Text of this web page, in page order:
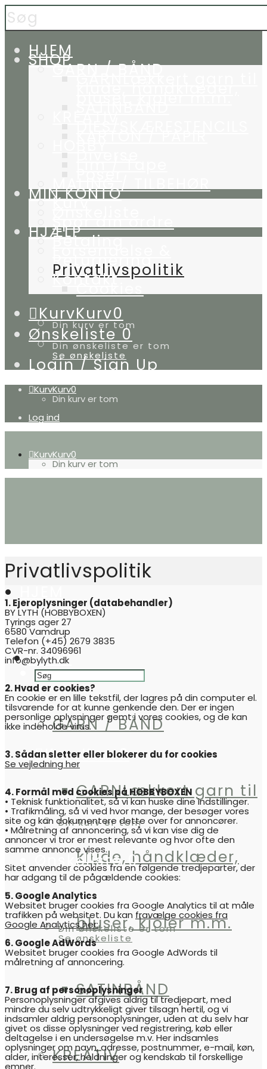
HJEM
SHOPGARN / BÅND
KREATIV
HOBBY
MALING / TILBEHØR
MIN KONTO
Kurv
Spor din ordre
HJÆLP
Betaling
Returnering
Privatlivspolitik
Kontakt
Cookies
KurvKurv0
Din kurv er tom
Ønskeliste 0
Din ønskeliste er tom
Se ønskeliste
Login / Sign Up
KurvKurv0
Din kurv er tom
Log ind
KurvKurv0
Din kurv er tom
SHOP
GARN / BÅND
GARNLækkert garn til
klude, håndklæder,
bluser, kjoler m.m.
SATINBÅND
KREATIV
KurvKurv0
Din kurv er tom
Ønskeliste 0
Din ønskeliste er tom
Se ønskeliste
Privatlivspolitik
1. Ejeroplysninger (databehandler)
BY LYTH (HOBBYBOXEN)
Tyrings ager 27
6580 Vamdrup
Telefon (+45) 2679 3835
CVR-nr. 34096961
info@bylyth.dk
2. Hvad er cookies?
En cookie er en lille tekstfil, der lagres på din computer el.
tilsvarende for at kunne genkende den. Der er ingen
personlige oplysninger gemt i vores cookies, og de kan
ikke indeholde virus.
3. Sådan sletter eller blokerer du for cookies
Se vejledning her
4. Formål med cookies på HOBBYBOXEN
• Teknisk funktionalitet, så vi kan huske dine indstillinger.
• Trafikmåling, så vi ved hvor mange, der besøger vores
site og kan dokumentere dette over for annoncører.
• Målretning af annoncering, så vi kan vise dig de
annoncer vi tror er mest relevante og hvor ofte den
samme annonce vises.
Sitet anvender cookies fra en følgende tredjeparter, der
har adgang til de pågældende cookies:
5. Google Analytics
Websitet bruger cookies fra Google Analytics til at måle
trafikken på websitet. Du kan fravælge cookies fra
Google Analytics her:
6. Google AdWords
Websitet bruger cookies fra Google AdWords til
målretning af annoncering.
7. Brug af personoplysninger
Personoplysninger afgives aldrig til tredjepart, med
mindre du selv udtrykkeligt giver tilsagn hertil, og vi
indsamler aldrig personoplysninger, uden at du selv har
givet os disse oplysninger ved registrering, køb eller
deltagelse i en undersøgelse m.v. Her indsamles
oplysninger om navn, adresse, postnummer, e-mail, køn,
alder, interesser, holdninger og kendskab til forskellige
emner.